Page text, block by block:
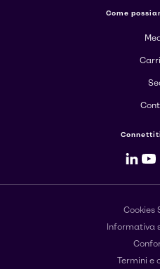
Come
Cookies
Informativa
Termini e